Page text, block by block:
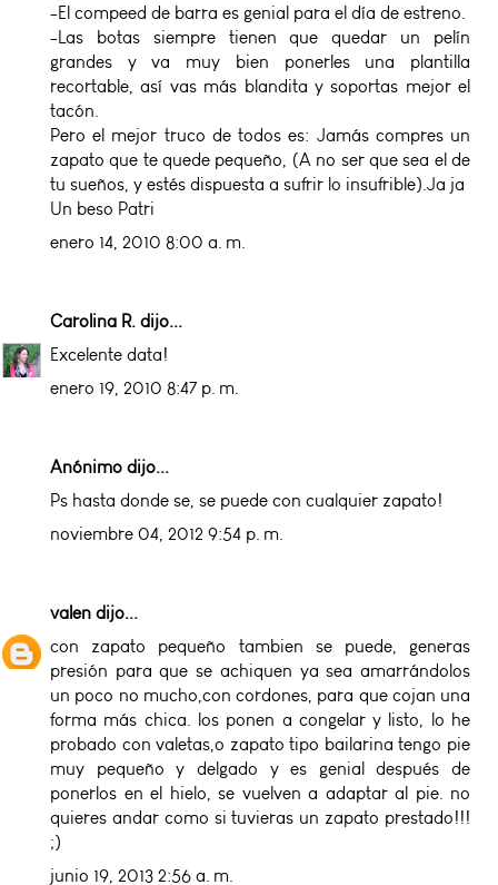
-El compeed de barra es genial para el día de estreno.
-Las botas siempre tienen que quedar un pelín
grandes y va muy bien ponerles una plantilla
recortable, así vas más blandita y soportas mejor el
tacón.
Pero el mejor truco de todos es: Jamás compres un
zapato que te quede pequeño, (A no ser que sea el de
tu sueños, y estés dispuesta a sufrir lo insufrible).Ja ja
Un beso Patri
enero 14, 2010 8:00 a. m.
Carolina R. dijo...
Excelente data!
enero 19, 2010 8:47 p. m.
Anónimo dijo...
Ps hasta donde se, se puede con cualquier zapato!
noviembre 04, 2012 9:54 p. m.
valen dijo...
con zapato pequeño tambien se puede, generas
presión para que se achiquen ya sea amarrándolos
un poco no mucho,con cordones, para que cojan una
forma más chica. los ponen a congelar y listo, lo he
probado con valetas,o zapato tipo bailarina tengo pie
muy pequeño y delgado y es genial después de
ponerlos en el hielo, se vuelven a adaptar al pie. no
quieres andar como si tuvieras un zapato prestado!!!
;)
junio 19, 2013 2:56 a. m.